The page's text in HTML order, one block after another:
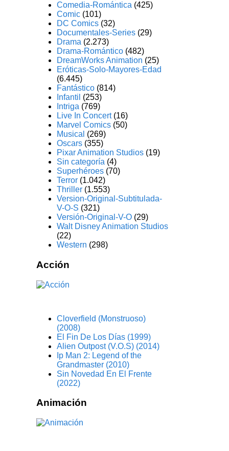
Comedia-Romántica (425)
Comic (101)
DC Comics (32)
Documentales-Series (29)
Drama (2.273)
Drama-Romántico (482)
DreamWorks Animation (25)
Eróticas-Solo-Mayores-Edad
(6.445)
Fantástico (814)
Infantil (253)
Intriga (769)
Live In Concert(16)
Marvel Comics (50)
Musical (269)
Oscars (355)
Pixar Animation Studios (19)
Sin categoría (4)
Superhéroes (70)
Terror (1.042)
Thriller (1.553)
Version-Original-Subtitulada-
V-O-S (321)
Versión-Original-V-O (29)
Walt Disney Animation Studios
(22)
Western (298)
Acción
Cloverfield (Monstruoso)
(2008)
El Fin De Los Días (1999)
Alien Outpost (V.O.S) (2014)
Ip Man 2: Legend of the
Grandmaster (2010)
Sin Novedad En El Frente
(2022)
Animación